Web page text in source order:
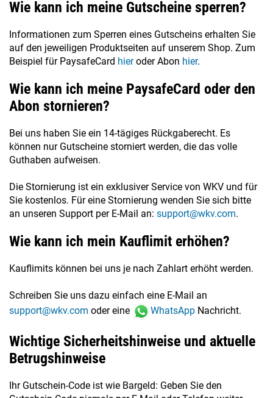
Wie kann ich meine Gutscheine sperren?
Informationen zum Sperren eines Gutscheins erhalten Sie
auf den jeweiligen Produktseiten auf unserem Shop. Zum
Beispiel für PaysafeCard hieroder Abon hier.
Wie kann ich meine PaysafeCard oder den
Abon stornieren?
Bei uns haben Sie ein 14-tägiges Rückgaberecht. Es
können nur Gutscheine storniert werden, die das volle
Guthaben aufweisen.
Die Stornierung ist ein exklusiver Service von WKV und für
Sie kostenlos. Für eine Stornierung wenden Sie sich bitte
an unseren Support per E-Mail an: support@wkv.com.
Wie kann ich mein Kauflimit erhöhen?
Kauflimits können bei uns je nach Zahlart erhöht werden.
Schreiben Sie uns dazu einfach eine E-Mail an
support@wkv.com oder eine WhatsApp Nachricht.
Wichtige Sicherheitshinweise und aktuelle
Betrugshinweise
Ihr Gutschein-Code ist wie Bargeld: Geben Sie den